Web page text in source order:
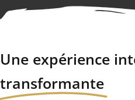
Une expérience
transformante